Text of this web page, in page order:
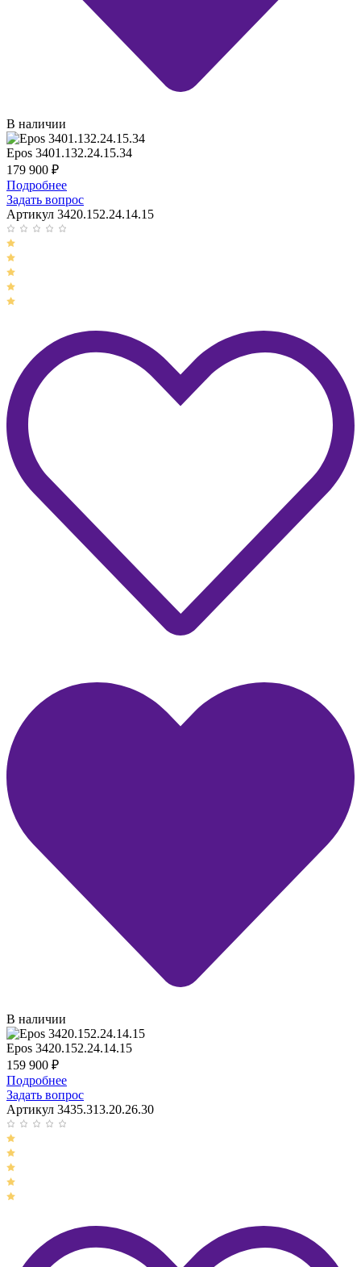
В наличии
Epos 3401.132.24.15.34
179 900 ₽
Подробнее
Задать вопрос
Артикул 3420.152.24.14.15
В наличии
Epos 3420.152.24.14.15
159 900 ₽
Подробнее
Задать вопрос
Артикул 3435.313.20.26.30